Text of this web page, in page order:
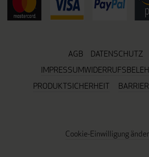
AGB
DATENSCHUTZ
IMPRESSUM
PRODUKTSICHERHEIT
Cookie-Einwilligung